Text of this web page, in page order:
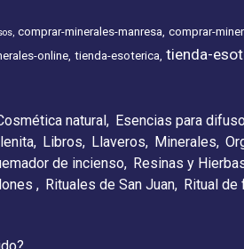
comprar-minerales-manresa comprar-
online tienda-esoterica tienda-
natural Esencias para
Libros Llaveros Minerales
de incienso Resinas y
Rituales de San Juan Ritual de